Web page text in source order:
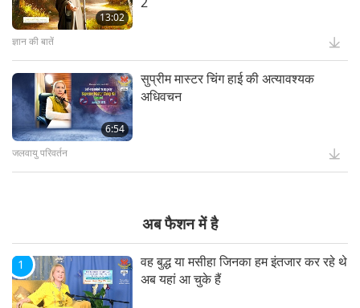
12:52
24:26
स्वर्ण युग की भविष्यवाणी भाग ३५-मैत्रेय बुद्धा
और विशाल और सम्मोहक सम्मेलन
13:02
ज्ञान की बातें
6:54
सुप्रीम मास्टर चिंग हाई की अत्यावश्यक
अधिवचन
जलवायु परिवर्तन
अब फैशन में है
1
वह बुद्ध या मसीहा जिनका हम इंतजार कर रहे थे
अब यहां आ चुके हैं